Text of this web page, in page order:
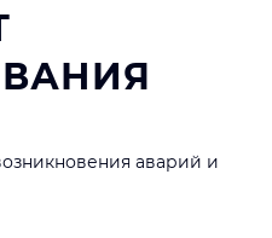
аварий и